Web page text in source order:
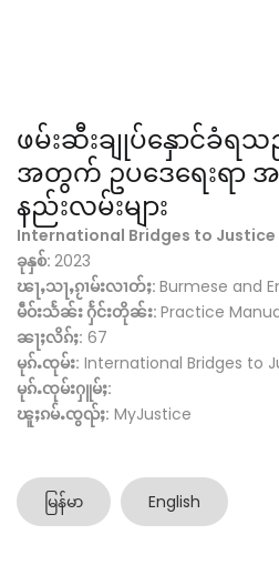
ဖမ်းဆီးချုပ်နှောင်ခံရသ
အတွက် ဥပဒေရေးရာ
နည်းလမ်းများ
International Bridges to Justice
ခုနှစ်: 2023
ၽႃႇသႃႇၵႂၢမ်းလၢတ်ႈ: Burmese and
မဵဝ်းသႅၼ်း ႁႅင်းတိုၼ်း: Practice
ၼႃႈလိၵ်ႈ: 67
မုၵ်ႉၸုမ်း: International Bridges to
မုၵ်ႉၸုမ်းႁူမ်ႈ:
ၽူႈၵမ်ႉၸွၺ်ႈ: MyJustice
မြန်မာ English